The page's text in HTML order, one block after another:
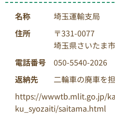
名称
埼玉運輸支局
住所
〒331-0077
埼玉県さいたま
電話番号
050-5540-2026
返納先
二輪車の廃車を
https://wwwtb.mlit.go.jp/
ku_syozaiti/saitama.html